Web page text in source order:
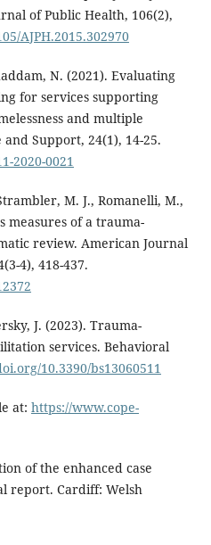
of Public Health, 106(2),
AJPH.2015.302970
N. (2021). Evaluating
for services supporting
and multiple
Support, 24(1), 14-25.
2020-0021
M. J., Romanelli, M.,
measures of a trauma-
review. American Journal
4), 418-437.
J. (2023). Trauma-
services. Behavioral
10.3390/bs13060511
at: https://www.cope-
of the enhanced case
report. Cardiff: Welsh